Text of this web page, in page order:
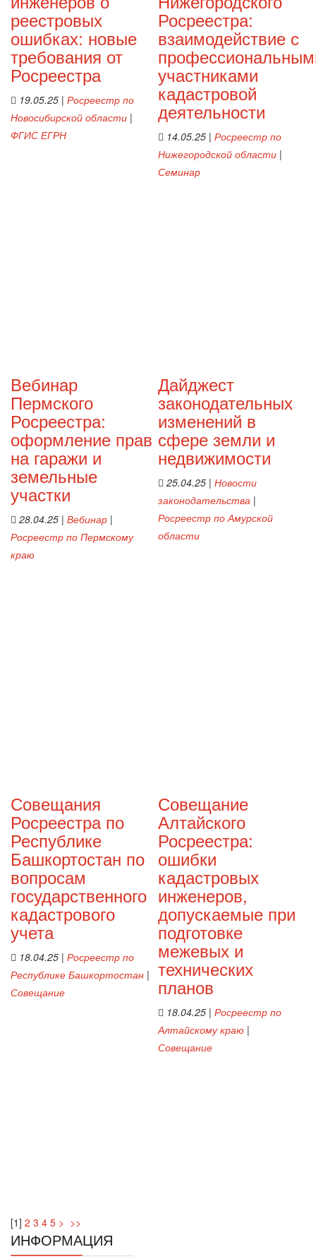
реестровых
ошибках: новые
требования от
Росреестра
19.05.25 | Росреестр по
Новосибирской области |
ФГИС ЕГРН
Росреестра:
взаимодействие с
участниками
кадастровой
деятельности
14.05.25| Росреестр по
Нижегородской области|
Семинар
Вебинар
Пермского
Росреестра:
оформление прав
на гаражи и
земельные
участки
28.04.25 | Вебинар |
Росреестр по Пермскому
краю
Дайджест
законодательных
изменений в
сфере земли и
недвижимости
25.04.25| Новости
законодательства |
Росреестр по Амурской
области
Совещания
Росреестра по
Республике
Башкортостан по
вопросам
государственного
кадастрового
учета
18.04.25 | Росреестр по
Республике Башкортостан |
Совещание
Совещание
Алтайского
Росреестра:
ошибки
кадастровых
инженеров,
допускаемые при
подготовке
межевых и
технических
планов
18.04.25| Росреестр по
Алтайскому краю |
Совещание
[1] 2 3 4 5 > >>
ИНФОРМАЦИЯ